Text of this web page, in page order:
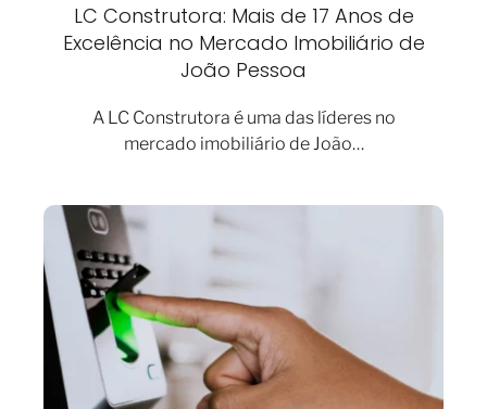
LC Construtora: Mais de 17 Anos de
Excelência no Mercado Imobiliário de
João Pessoa
A LC Construtora é uma das líderes no
mercado imobiliário de João…